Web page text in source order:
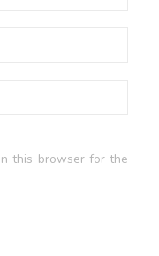
this browser for the